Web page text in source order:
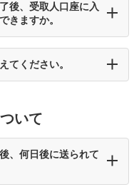
後、受取人口座に入
きますか。
てください。
いて
、何日後に送られて